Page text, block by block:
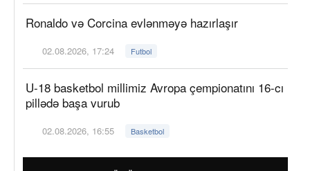
Ronaldo və Corcina evlənməyə hazırlaşır
02.08.2026, 17:24 Futbol
U-18 basketbol millimiz Avropa çempionatını 16-cı
pillədə başa vurub
02.08.2026, 16:55 Basketbol